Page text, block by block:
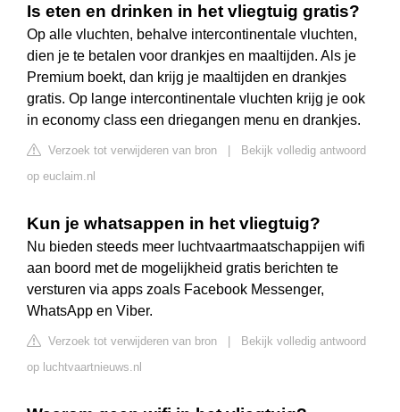
Is eten en drinken in het vliegtuig gratis?
Op alle vluchten, behalve intercontinentale vluchten,
dien je te betalen voor drankjes en maaltijden. Als je
Premium boekt, dan krijg je maaltijden en drankjes
gratis. Op lange intercontinentale vluchten krijg je ook
in economy class een driegangen menu en drankjes.
Verzoek tot verwijderen van bron
Bekijk volledig antwoord
op euclaim.nl
Kun je whatsappen in het vliegtuig?
Nu bieden steeds meer luchtvaartmaatschappijen wifi
aan boord met de mogelijkheid gratis berichten te
versturen via apps zoals Facebook Messenger,
WhatsApp en Viber.
Verzoek tot verwijderen van bron
Bekijk volledig antwoord
op luchtvaartnieuws.nl